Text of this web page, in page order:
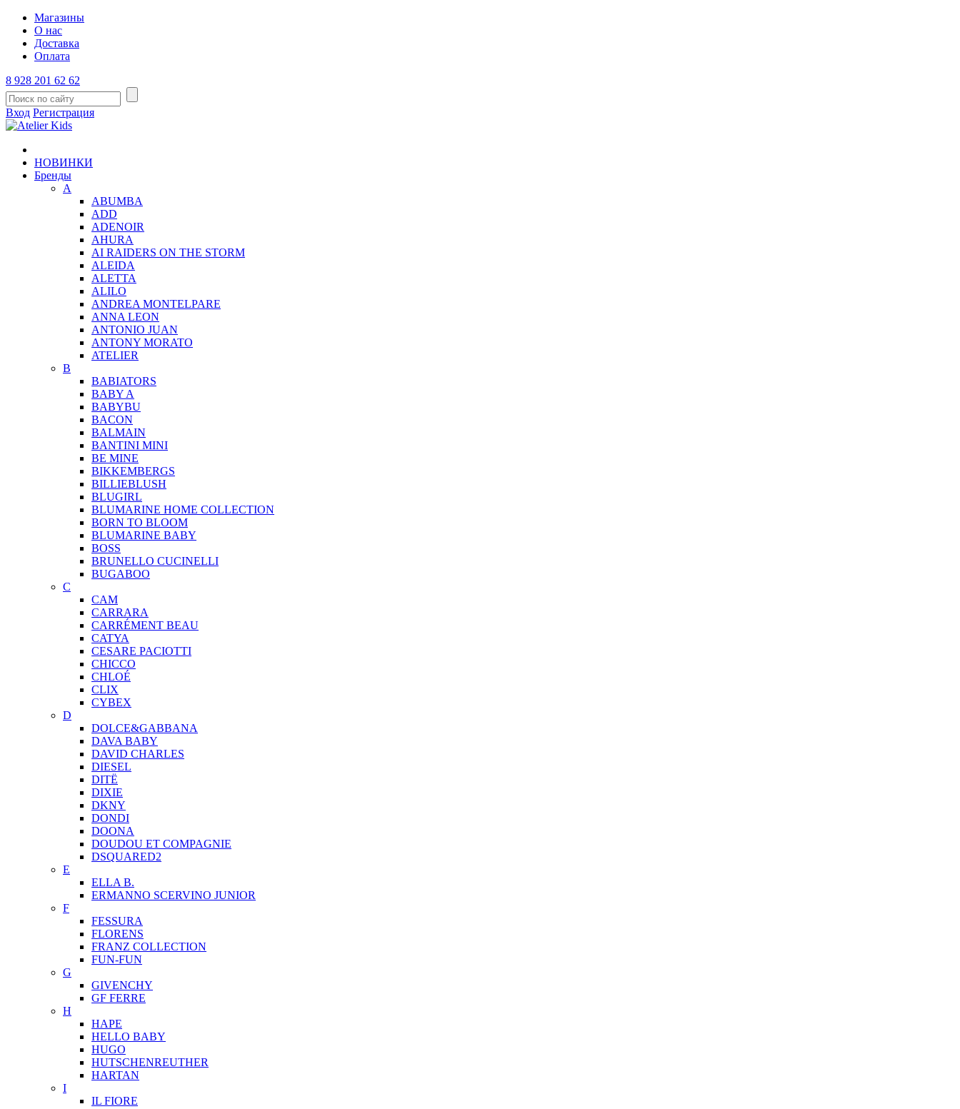
Магазины
О нас
Доставка
Оплата
8 928 201 62 62
Вход Регистрация
НОВИНКИ
Бренды
A
ABUMBA
ADD
ADENOIR
AHURA
AI RAIDERS ON THE STORM
ALEIDA
ALETTA
ALILO
ANDREA MONTELPARE
ANNA LEON
ANTONIO JUAN
ANTONY MORATO
ATELIER
B
BABIATORS
BABY A
BABYBU
BACON
BALMAIN
BANTINI MINI
BE MINE
BIKKEMBERGS
BILLIEBLUSH
BLUGIRL
BLUMARINE HOME COLLECTION
BORN TO BLOOM
BLUMARINE BABY
BOSS
BRUNELLO CUCINELLI
BUGABOO
C
CAM
CARRARA
CARRÉMENT BEAU
CATYA
CESARE PACIOTTI
CHICCO
CHLOÉ
CLIX
CYBEX
D
DOLCE&GABBANA
DAVA BABY
DAVID CHARLES
DIESEL
DITЁ
DIXIE
DKNY
DONDI
DOONA
DOUDOU ET COMPAGNIE
DSQUARED2
E
ELLA B.
ERMANNO SCERVINO JUNIOR
F
FESSURA
FLORENS
FRANZ COLLECTION
FUN-FUN
G
GIVENCHY
GF FERRE
H
HAPE
HELLO BABY
HUGO
HUTSCHENREUTHER
HARTAN
I
IL FIORE